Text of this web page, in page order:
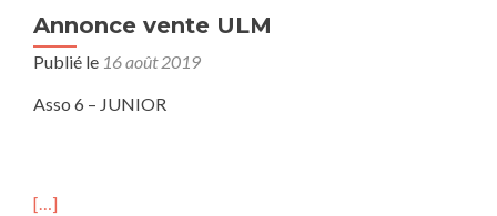
Annonce vente ULM
Publié le 16 août 2019
Asso 6 – JUNIOR
[…]